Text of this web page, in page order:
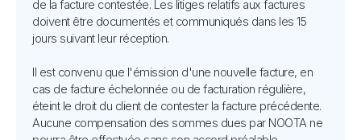
de la facture contestée. Les litiges relatifs aux factures
doivent être documentés et communiqués dans les 15
jours suivant leur réception.
Il est convenu que l'émission d'une nouvelle facture, en
cas de facture échelonnée ou de facturation régulière,
éteint le droit du client de contester la facture précédente.
Aucune compensation des sommes dues par NOOTA ne